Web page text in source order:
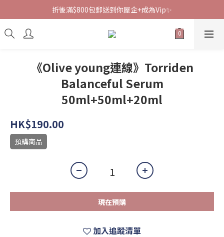
折後滿$800包郵送到你屋企+成為Vip✨
《Olive young連線》Torriden
Balanceful Serum
50ml+50ml+20ml
HK$190.00
預購商品
現在預購
加入追蹤清單